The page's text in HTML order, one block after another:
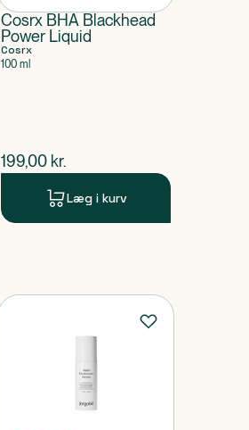
Cosrx BHA Blackhead
Power Liquid
Cosrx
100 ml
$nuværende pris
199,00 kr.
Læg i kurv